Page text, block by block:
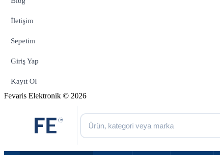
İletişim
Sepetim
Giriş Yap
Kayıt Ol
Fevaris Elektronik © 2026